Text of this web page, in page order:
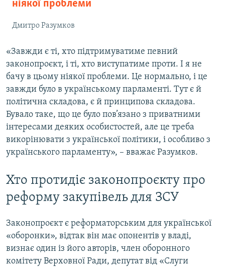
ніякої проблеми
Дмитро Разумков
«Завжди є ті, хто підтримуватиме певний
законопроєкт, і ті, хто виступатиме проти. І я не
бачу в цьому ніякої проблеми. Це нормально, і це
завжди було в українському парламенті. Тут є й
політична складова, є й принципова складова.
Бувало таке, що це було пов’язано з приватними
інтересами деяких особистостей, але це треба
викорінювати з української політики, і особливо з
українського парламенту», – вважає Разумков.
Хто протидіє законопроєкту про
реформу закупівель для ЗСУ
Законопроєкт є реформаторським для української
«оборонки», відтак він має опонентів у владі,
визнає один із його авторів, член оборонного
комітету Верховної Ради, депутат від «Слуги